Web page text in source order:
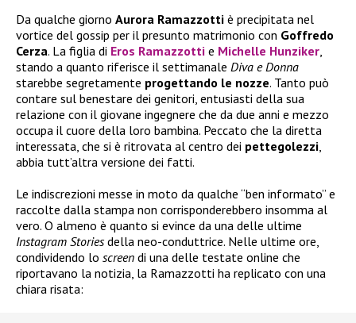
Da qualche giorno Aurora Ramazzotti è precipitata nel
vortice del gossip per il presunto matrimonio con Goffredo
Cerza. La figlia di Eros Ramazzotti e Michelle Hunziker,
stando a quanto riferisce il settimanale Diva e Donna
starebbe segretamente progettando le nozze. Tanto può
contare sul benestare dei genitori, entusiasti della sua
relazione con il giovane ingegnere che da due anni e mezzo
occupa il cuore della loro bambina. Peccato che la diretta
interessata, che si è ritrovata al centro dei pettegolezzi,
abbia tutt’altra versione dei fatti.
Le indiscrezioni messe in moto da qualche “ben informato” e
raccolte dalla stampa non corrisponderebbero insomma al
vero. O almeno è quanto si evince da una delle ultime
Instagram Storiesdella neo-conduttrice. Nelle ultime ore,
condividendo lo screen di una delle testate online che
riportavano la notizia, la Ramazzotti ha replicato con una
chiara risata: